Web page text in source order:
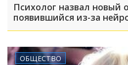
Психолог назвал новый
появившийся из-за
ОБЩЕСТВО